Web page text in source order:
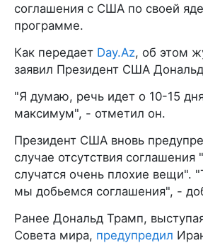
соглашения с США по своей
программе.
Как передает Day.Az, об этом
заявил Президент США
"Я думаю, речь идет о 10-15
максимум", - отметил он.
Президент США вновь
случае отсутствия
случатся очень плохие вещи".
мы добьемся соглашения", -
Ранее Дональд Трамп,
Совета мира, предупредил